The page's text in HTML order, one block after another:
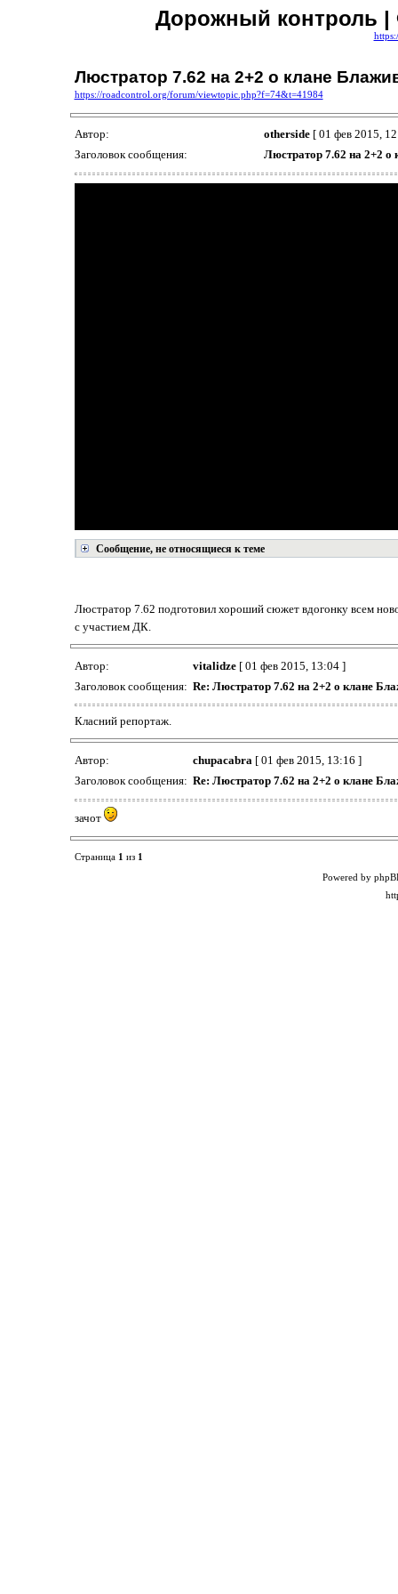
Дорожный контроль
Люстратор 7.62 на 2+2 о клане
https://roadcontrol.org/forum/viewtopic.php?f=74&t=41984
Автор: otherside[ 01 фев 2015,
Заголовок сообщения:
Люстратор 7.62 на 2+2 о
Сообщение, не относящиеся к теме
Люстратор 7.62 подготовил хороший сюжет вдогонку всем
с участием ДК.
Автор: vitalidze[ 01 фев 2015, 13:04 ]
Заголовок сообщения: Re: Люстратор 7.62 на 2+2 о клане
Класний репортаж.
Автор: chupacabra [ 01 фев 2015, 13:16 ]
Заголовок сообщения: Re: Люстратор 7.62 на 2+2 о клане
зачот
Страница 1 из 1
Powered by